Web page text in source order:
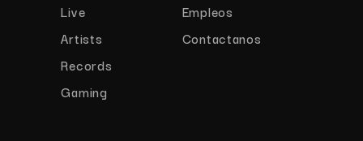
Live
Artists
Records
Gaming
Empleos
Contactanos